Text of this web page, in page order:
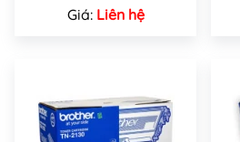
Giá: Liên hệ